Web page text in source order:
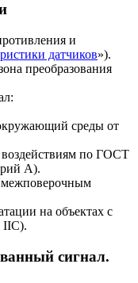
и
датчиков»).
преобразования
среды от
по ГОСТ
А).
межповерочным
на объектах с
IIC).
сигнал.